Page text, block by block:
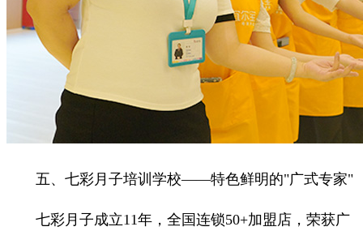
五、七彩月子培训学校——特色鲜明的"广式专家"
七彩月子成立11年，全国连锁50+加盟店，荣获广